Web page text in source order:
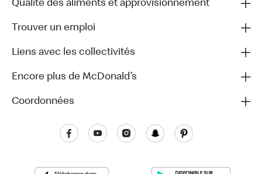
Qualité des aliments et approvisionnement
Trouver un emploi
Liens avec les collectivités
Encore plus de McDonald’s
Coordonnées